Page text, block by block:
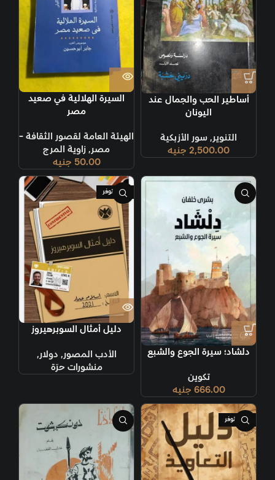
أساطير الحب والجمال عند
اليونان
التنوير, سور الأزبكية
2,500.00 جنيه
السيرة الهلالية في صعيد
مصر
الهيئة العامة لقصور الثقافة -
مصر, زاوية المرج
50.00 جنيه
دلشاد؛ سيرة الجوع والشبع
تكوين
666.00 جنيه
غير متوفر
دليل أمثال السوبرهيروز
الأدب المصور, دولار,
منشورات حرّة
غير متوفر